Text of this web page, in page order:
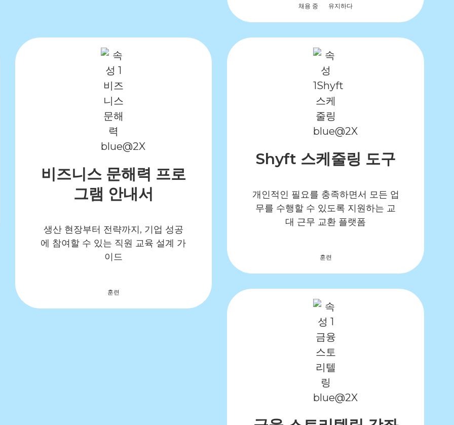
채용 중 유지하다
비즈니스 문해력 프로
그램 안내서
생산 현장부터 전략까지, 기업 성공
에 참여할 수 있는 직원 교육 설계 가
이드
훈련
Shyft 스케줄링 도구
개인적인 필요를 충족하면서 모든 업
무를 수행할 수 있도록 지원하는 교
대 근무 교환 플랫폼
훈련